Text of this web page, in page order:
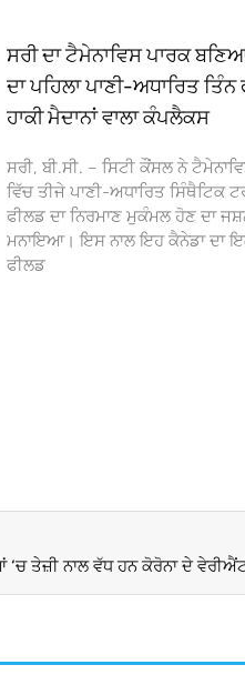
ਸਰੀ ਦਾ ਟੈਮੇਨਾਵਿਸ ਪਾਰਕ
ਦਾ ਪਹਿਲਾ ਪਾਣੀ-ਅਧਾਰਿਤ ਤਿੰਨ
ਹਾਕੀ ਮੈਦਾਨਾਂ ਵਾਲਾ ਕੰਪਲੈਕਸ
ਸਰੀ, ਬੀ.ਸੀ. – ਸਿਟੀ ਕੌਂਸਲ ਨੇ
ਵਿੱਚ ਤੀਜੇ ਪਾਣੀ-ਅਧਾਰਿਤ ਸਿੰਥੈਟਿਕ
ਫੀਲਡ ਦਾ ਨਿਰਮਾਣ ਮੁਕੰਮਲ ਹੋਣ ਦਾ
ਮਨਾਇਆ। ਇਸ ਨਾਲ ਇਹ ਕੈਨੇਡਾ ਦਾ
ਫੀਲਡ